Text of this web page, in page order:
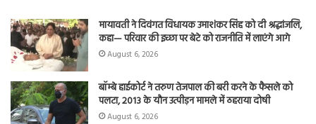
मायावती ने दिवंगत विधायक उमाशंकर सिंह को दी श्रद्धांजलि,
कहा— परिवार की इच्छा पर बेटे को राजनीति में लाएंगे आगे
August 6, 2026
बॉम्बे हाईकोर्ट ने तरुण तेजपाल की बरी करने के फैसले को
पलटा, 2013 के यौन उत्पीड़न मामले में ठहराया दोषी
August 6, 2026